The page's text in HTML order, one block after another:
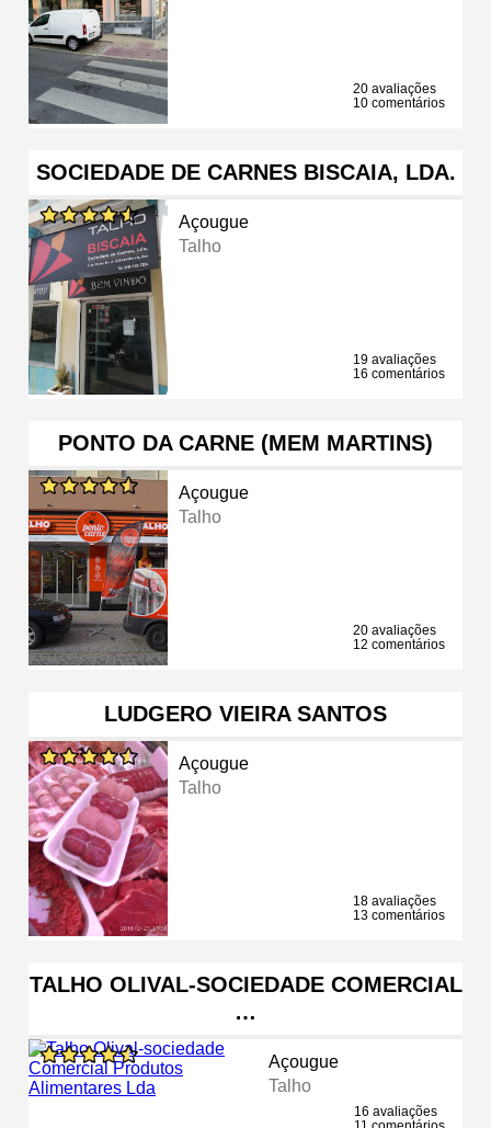
20 avaliações
10 comentários
SOCIEDADE DE CARNES BISCAIA, LDA.
Açougue
Talho
19 avaliações
16 comentários
PONTO DA CARNE (MEM MARTINS)
Açougue
Talho
20 avaliações
12 comentários
LUDGERO VIEIRA SANTOS
Açougue
Talho
18 avaliações
13 comentários
TALHO OLIVAL-SOCIEDADE COMERCIAL
…
Açougue
Talho
16 avaliações